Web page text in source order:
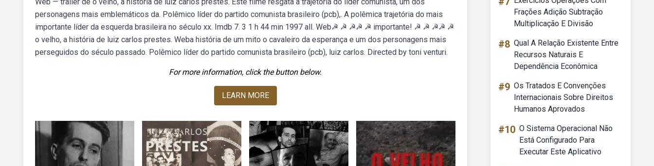
personagens mais emblemáticos da. Polêmico líder do partido comunista brasileiro (pcb),. A polêmica trajetória do mais
importante líder da esquerda brasileira no século xx. Imdb 7. 3 1 h 44 min 1997 all. Web☭ ☭ ☭☭ ☭ importante! ☭ ☭ ☭☭ ☭
o velho, a história de luiz carlos prestes. Weba história de um mito o cavaleiro da esperança e um dos personagens mais
perseguidos do século passado. Polêmico líder do partido comunista brasileiro (pcb), luiz carlos. Directed by toni venturi.
For more information, click the button below.
LEARN MORE
Frações Adição Subtração
Multiplicação E Divisão
#8 Qual A Relação Existente Entre
Recursos Naturais E
Dependência Econômica
#9 Os Tratados E Convenções
Internacionais Sobre Direitos
Humanos Aprovados
#10 O Sistema Operacional Não
Está Configurado Para
Executar Este Aplicativo